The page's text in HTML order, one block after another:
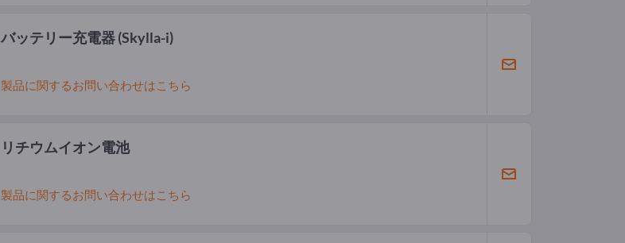
バッテリー充電器(Skylla-i)
製品に関するお問い合わせはこちら
リチウムイオン電池
製品に関するお問い合わせはこちら